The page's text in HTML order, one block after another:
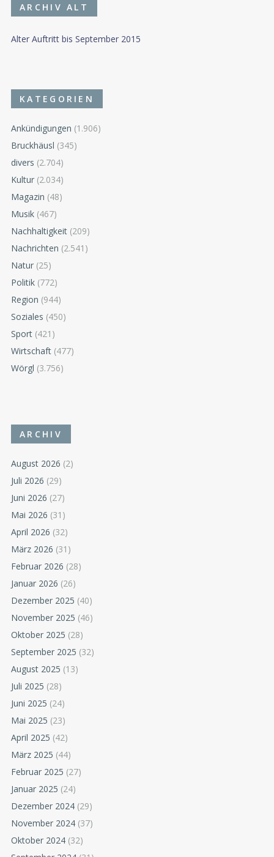
ARCHIV ALT
Alter Auftritt bis September 2015
KATEGORIEN
Ankündigungen (1.906)
Bruckhäusl (345)
divers (2.704)
Kultur (2.034)
Magazin (48)
Musik (467)
Nachhaltigkeit (209)
Nachrichten (2.541)
Natur (25)
Politik (772)
Region (944)
Soziales (450)
Sport (421)
Wirtschaft (477)
Wörgl (3.756)
ARCHIV
August 2026 (2)
Juli 2026 (29)
Juni 2026 (27)
Mai 2026 (31)
April 2026 (32)
März 2026 (31)
Februar 2026 (28)
Januar 2026 (26)
Dezember 2025 (40)
November 2025 (46)
Oktober 2025 (28)
September 2025 (32)
August 2025 (13)
Juli 2025 (28)
Juni 2025 (24)
Mai 2025 (23)
April 2025 (42)
März 2025 (44)
Februar 2025 (27)
Januar 2025 (24)
Dezember 2024 (29)
November 2024 (37)
Oktober 2024 (32)